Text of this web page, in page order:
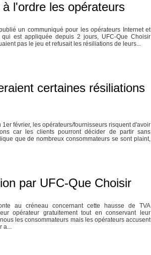
l'ordre les opérateurs
un communiqué pour les opérateurs Internet et
est appliquée depuis 2 jours, UFC-Que Choisir
pas le jeu et refusait les résiliations de leurs...
certaines résiliations
février, les opérateurs/fournisseurs risquent d'avoir
car les clients pourront décider de partir sans
que de nombreux consommateurs se sont plaint,
par UFC-Que Choisir
au créneau concernant cette hausse de TVA
opérateur gratuitement tout en conservant leur
les consommateurs mais les opérateurs accusent
a...